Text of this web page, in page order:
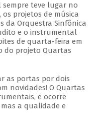
teve lugar no
os projetos de música
da Orquestra Sinfônica
e o instrumental
de quarta-feira em
do projeto Quartas
as portas por dois
novidades! O Quartas
e ocorre
a qualidade e